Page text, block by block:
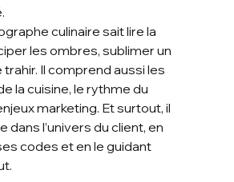
culinaire sait lire la
les ombres, sublimer un
trahir. Il comprend aussi les
la cuisine, le rythme du
marketing. Et surtout, il
dans l’univers du client, en
codes et en le guidant